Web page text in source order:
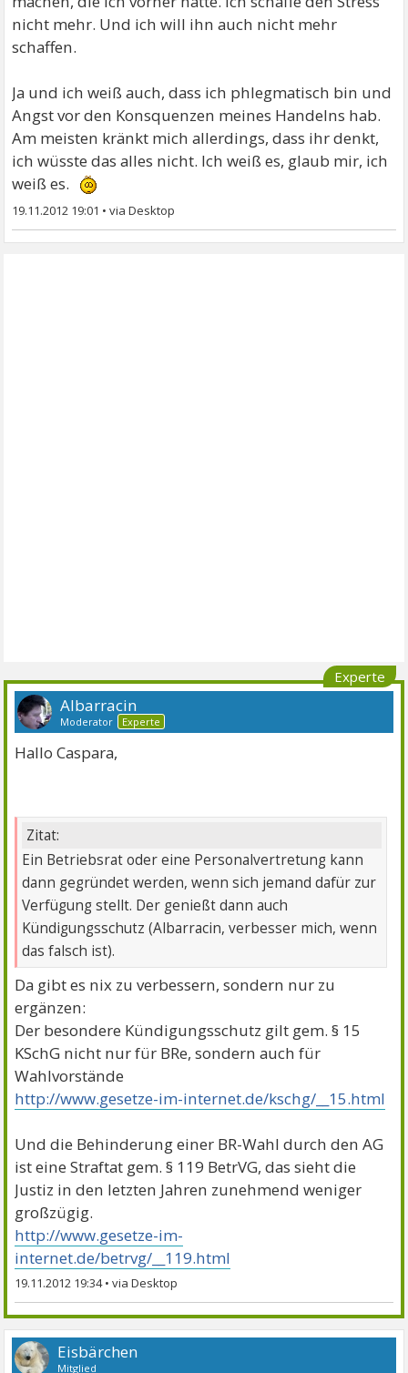
nicht mehr. Und ich will ihn auch nicht mehr
schaffen.
Ja und ich weiß auch, dass ich phlegmatisch bin und
Angst vor den Konsquenzen meines Handelns hab.
Am meisten kränkt mich allerdings, dass ihr denkt,
ich wüsste das alles nicht. Ich weiß es, glaub mir, ich
weiß es.
19.11.2012 19:01 •
Experte
Albarracin
Moderator Experte
Hallo Caspara,
Zitat:
Ein Betriebsrat oder eine Personalvertretung kann
dann gegründet werden, wenn sich jemand dafür zur
Verfügung stellt. Der genießt dann auch
Kündigungsschutz (Albarracin, verbesser mich, wenn
das falsch ist).
Da gibt es nix zu verbessern, sondern nur zu
ergänzen:
Der besondere Kündigungsschutz gilt gem. § 15
KSchG nicht nur für BRe, sondern auch für
Wahlvorstände
http://www.gesetze-im-internet.de/kschg/__15.html
Und die Behinderung einer BR-Wahl durch den AG
ist eine Straftat gem. § 119 BetrVG, das sieht die
Justiz in den letzten Jahren zunehmend weniger
großzügig.
http://www.gesetze-im-
internet.de/betrvg/__119.html
19.11.2012 19:34•
Eisbärchen
Mitglied